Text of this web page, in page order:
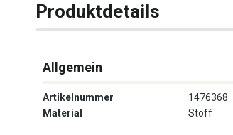
Produktdetails
Allgemein
Artikelnummer
1476368
Material
Stoff